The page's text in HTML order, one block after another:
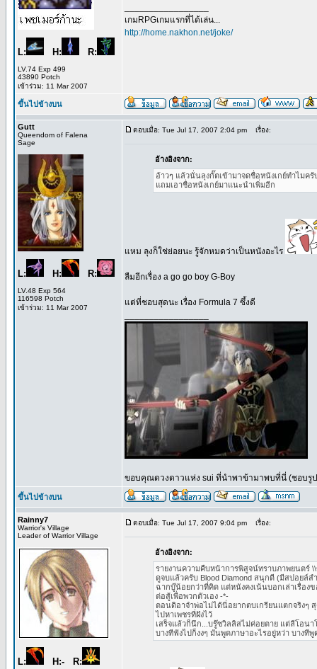
L: H: R:
LV.74 Exp 499
43890 Potch
เข้าร่วม: 11 Mar 2007
เกมRPGเกมแรกที่ได้เล่น...
http://home.nakhon.net/joke/
ขึ้นไปข้างบน
Gutt
Queendom of Falena
Sage
L: H: R:
LV.48 Exp 564
116598 Potch
เข้าร่วม: 11 Mar 2007
ตอบเมื่อ: Tue Jul 17, 2007 2:04 pm เรื่อง:
อ้างอิงจาก:
อ้าวๆ แล้วนั่นลุงกั๊ตเข้ามาจดชื่อหนังเกย์ทำไมครั
แถมเอาชื่อหนังเกย์มาแนะนำเพิ่มอีก
แหม ลุงก็ใช่ย่อยนะ รู้จักหมดว่าเป็นหนังอะไร
ลืมอีกเรื่อง a go go boy G-Boy
แต่ที่ชอบสุดนะ เรื่อง Formula 7 ซึ้งดี
ขอบคุณดวงดาวแห่ง sui ที่นำพาข้ามาพบที่นี่ (ชอบรู
ขึ้นไปข้างบน
Rainny7
Warrior's Village
Leader of Warrior Village
L: H:- R:
ตอบเมื่อ: Tue Jul 17, 2007 9:04 pm เรื่อง:
อ้างอิงจาก:
รายงานความคืบหน้าการพิสูจน์ทราบภาพยนตร์
ดูจบแล้วครับ Blood Diamond สนุกดี (มีสปอยล์ส
ฉากบู๊น้อยกว่าที่คิด แต่หนังคงเน้นบอกเล่าเรื่อง
ต่อสู้เพื่อพวกตัวเอง -*-
ตอนดิอาจำพ่อไม่ได้นี่อยากตบเกรียนแตกจริงๆ
ไปหาเพชรที่ฝังไว้
เสร็จแล้วก็นึก...บรู๊ซวิลลิสไม่ค่อยตาย แต่ลีโอนา
บางทีฟังไปก็งงๆ มันพูดภาษาอะไรอยู่หว่า บาง